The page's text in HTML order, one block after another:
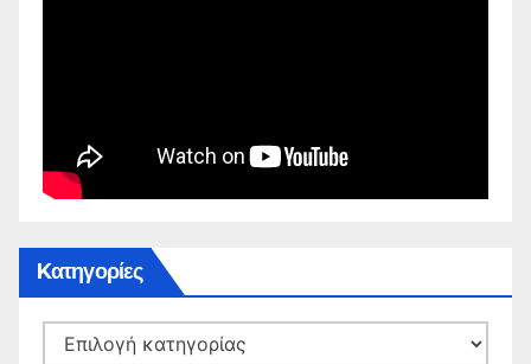
Kατηγορίες
Kατηγορίες